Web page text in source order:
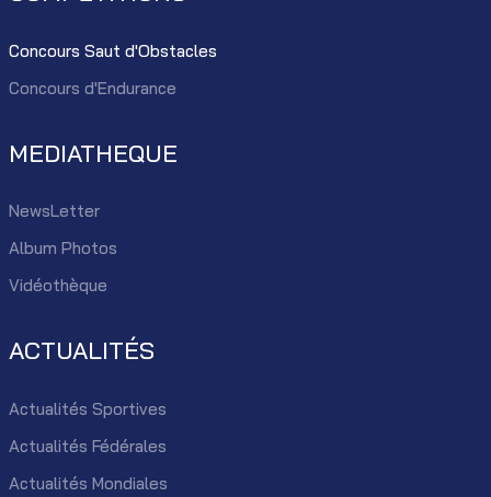
Concours Saut d'Obstacles
Concours d'Endurance
MEDIATHEQUE
NewsLetter
Album Photos
Vidéothèque
ACTUALITÉS
Actualités Sportives
Actualités Fédérales
Actualités Mondiales